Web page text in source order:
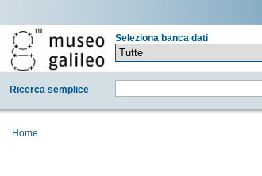
Seleziona banca dati
Ricerca semplice
Home